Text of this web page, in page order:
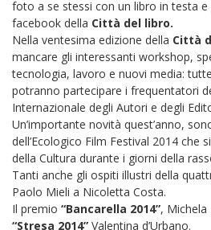
foto a se stessi con un libro in testa
facebook della Città del libro.
Nella ventesima edizione della Città
mancare gli interessanti workshop,
tecnologia, lavoro e nuovi media:
potranno partecipare i frequentatori
Internazionale degli Autori e degli
Un’importante novità quest’anno,
dell’Ecologico Film Festival 2014 che
della Cultura durante i giorni della
Tanti anche gli ospiti illustri della
Paolo Mieli a Nicoletta Costa.
Il premio “Bancarella 2014”,
“Stresa 2014” Valentina d’Urbano.